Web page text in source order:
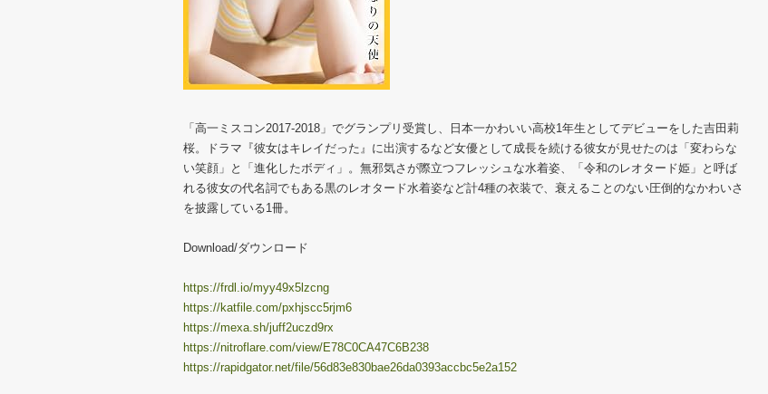
「高一ミスコン2017-2018」でグランプリ受賞し、日本一かわいい高校1年生としてデビューをした吉田莉
桜。ドラマ『彼女はキレイだった』に出演するなど女優として成長を続ける彼女が見せたのは「変わらな
い笑顔」と「進化したボディ」。無邪気さが際立つフレッシュな水着姿、「令和のレオタード姫」と呼ば
れる彼女の代名詞でもある黒のレオタード水着姿など計4種の衣装で、衰えることのない圧倒的なかわいさ
を披露している1冊。
Download/ダウンロード
https://frdl.io/myy49x5lzcng
https://katfile.com/pxhjscc5rjm6
https://mexa.sh/juff2uczd9rx
https://nitroflare.com/view/E78C0CA47C6B238
https://rapidgator.net/file/56d83e830bae26da0393accbc5e2a152